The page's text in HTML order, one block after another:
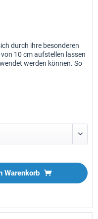
durch ihre besonderen
10 cm aufstellen lassen
werden können. So
Warenkorb